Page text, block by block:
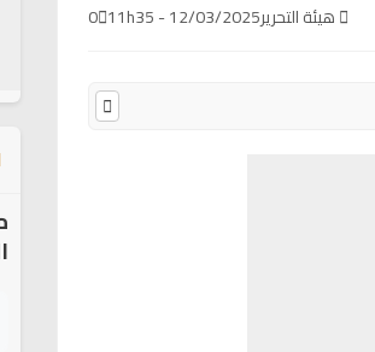
هيئة التحرير12/03/2025 - 11h35
0